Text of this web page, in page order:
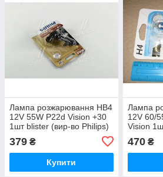
Лампа розжарювання HB4
12V 55W P22d Vision +30
1шт blister (вир-во Philips)
379 ₴
Купити
Лампа
12V 60/
Vision
470₴